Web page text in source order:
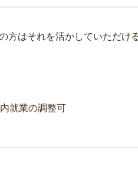
方はそれを活かしていただけ
就業の調整可